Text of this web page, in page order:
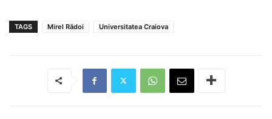
TAGS Mirel Rădoi Universitatea Craiova